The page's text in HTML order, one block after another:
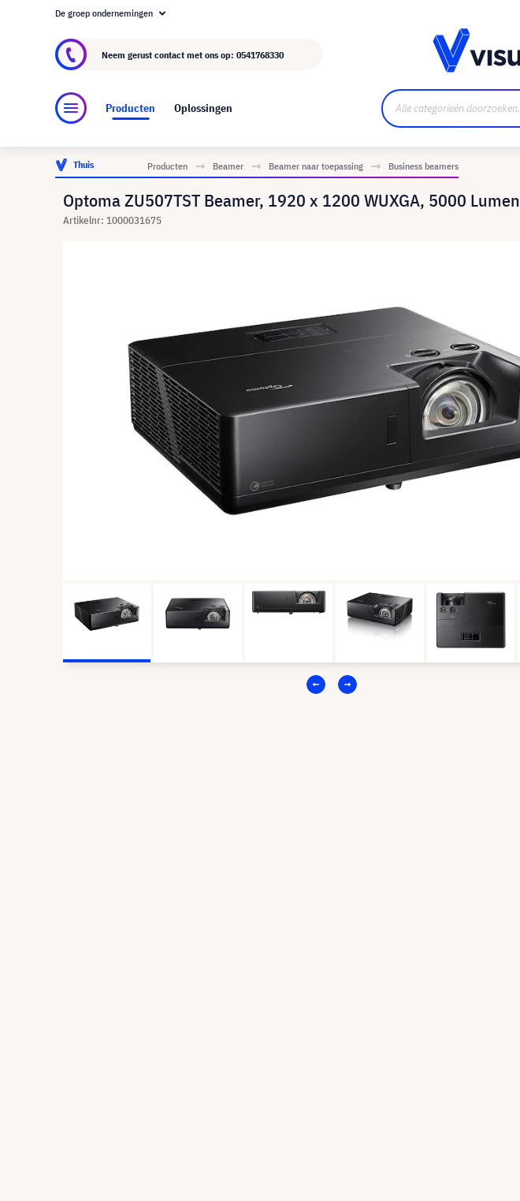
Over visunext.nl
De groep ondernemingen
Neem gerust contact met ons op: 0541768330
Producten Oplossingen
Thuis Producten Beamer Beamer naar toepassing Business beamers
Optoma ZU507TST Beamer, 1920 x 1200 WUXGA, 5000 Lumen
Artikelnr: 1000031675